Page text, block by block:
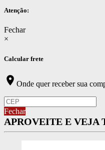
Atenção:
Fechar
×
Calcular frete
location_on Onde quer receber sua
Fechar
APROVEITE E VEJA